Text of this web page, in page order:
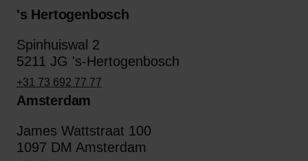
's Hertogenbosch
Spinhuiswal 2
5211 JG 's-Hertogenbosch
+31 73 692 77 77
Amsterdam
James Wattstraat 100
1097 DM Amsterdam